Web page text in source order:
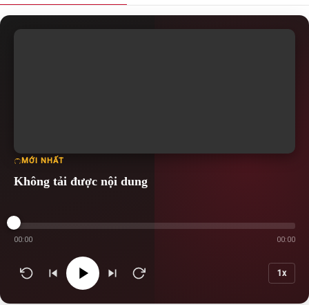
MỚI NHẤT
Không tải được nội dung
00:00 00:00
1x